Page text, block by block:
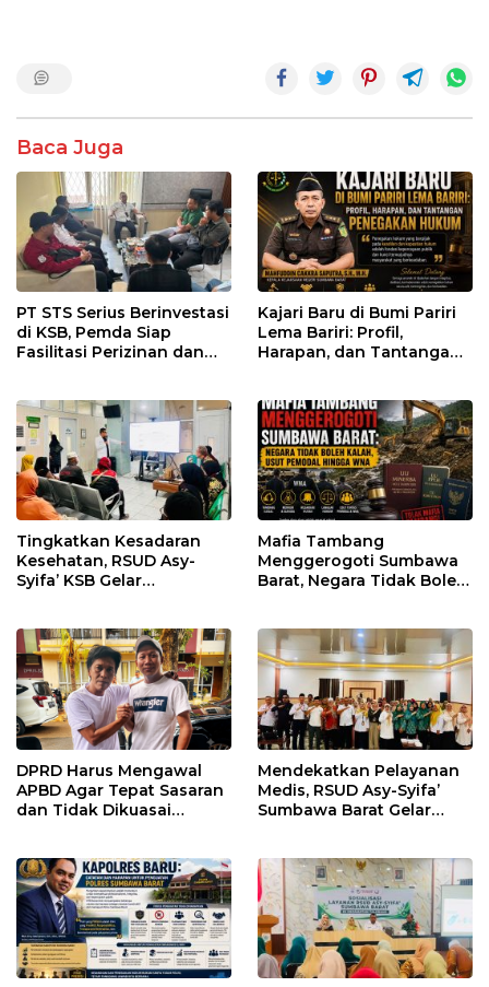
Baca Juga
PT STS Serius Berinvestasi
di KSB, Pemda Siap
Fasilitasi Perizinan dan
Kajari Baru di Bumi Pariri
Lema Bariri: Profil,
Harapan, dan Tantangan
Tingkatkan Kesadaran
Kesehatan, RSUD Asy-
Syifa’ KSB Gelar
Mafia Tambang
Menggerogoti Sumbawa
Barat, Negara Tidak Boleh
DPRD Harus Mengawal
APBD Agar Tepat Sasaran
dan Tidak Dikuasai
Mendekatkan Pelayanan
Medis, RSUD Asy-Syifa’
Sumbawa Barat Gelar